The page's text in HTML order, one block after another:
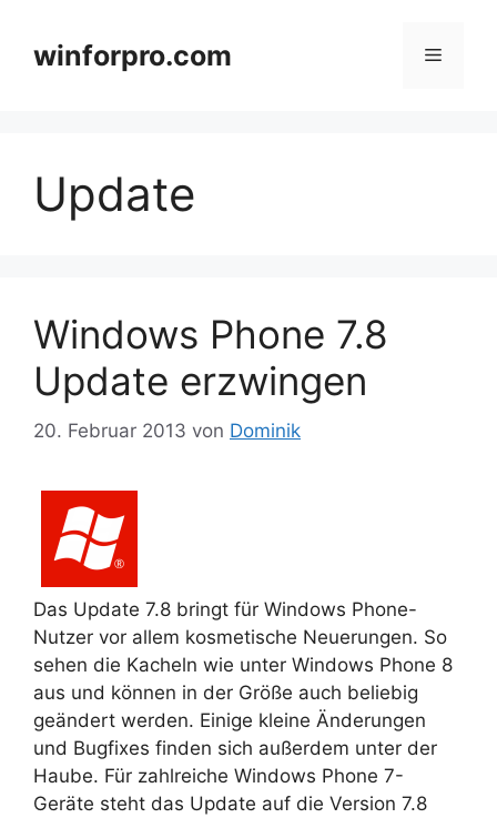
springenwinforpro.com Menü
Update
Windows Phone 7.8
Update erzwingen
20. Februar 2013 von Dominik
Das Update 7.8 bringt für Windows Phone-
Nutzer vor allem kosmetische Neuerungen. So
sehen die Kacheln wie unter Windows Phone 8
aus und können in der Größe auch beliebig
geändert werden. Einige kleine Änderungen
und Bugfixes finden sich außerdem unter der
Haube. Für zahlreiche Windows Phone 7-
Geräte steht das Update auf die Version 7.8